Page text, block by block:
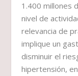
1.400 millones
nivel de
relevancia de
implique un
disminuir el
hipertensión,